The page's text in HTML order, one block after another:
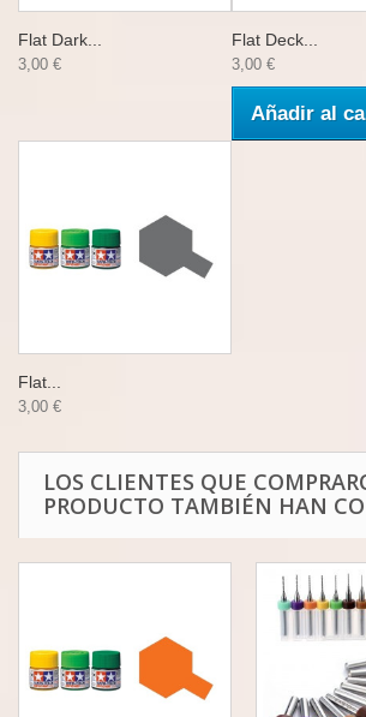
Flat Dark...
3,00 €
Flat Deck...
3,00 €
Añadir al
Flat...
3,00 €
LOS CLIENTES QUE
PRODUCTO TAMBIÉN HAN